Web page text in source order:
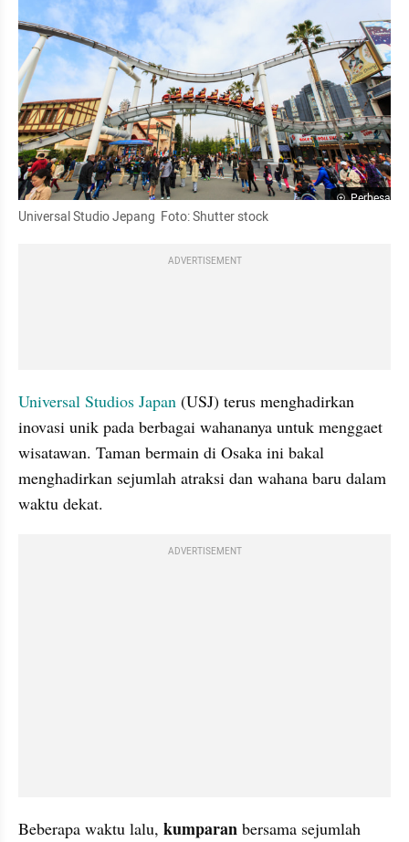
Perbesar
Universal Studio Jepang  Foto: Shutter stock
ADVERTISEMENT
Universal Studios Japan (USJ) terus menghadirkan
inovasi unik pada berbagai wahananya untuk menggaet
wisatawan. Taman bermain di Osaka ini bakal
menghadirkan sejumlah atraksi dan wahana baru dalam
waktu dekat.
ADVERTISEMENT
Beberapa waktu lalu, kumparan bersama sejumlah